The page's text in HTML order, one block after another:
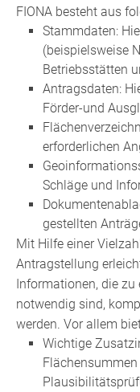
FIONA besteht aus
Stammdaten:
(beispielsweise
Betriebsstätten
Antragsdaten:
Förder-und
erforderlichen
Schläge und
gestellten
Mit Hilfe einer
Antragstellung
Informationen, die zu
notwendig sind,
werden. Vor allem
Wichtige